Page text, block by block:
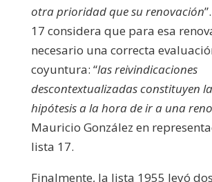
otra prioridad que su renovación
17 considera que para esa
necesario una correcta
coyuntura: “las reivindicaciones
descontextualizadas constituyen
hipótesis a la hora de ir a una
Mauricio González en
lista 17.
Finalmente, la lista 1955 leyó